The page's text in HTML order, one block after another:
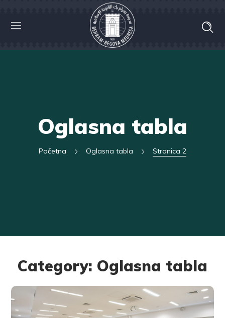
Oglasna tabla
Početna Oglasna tabla Stranica 2
Category: Oglasna tabla